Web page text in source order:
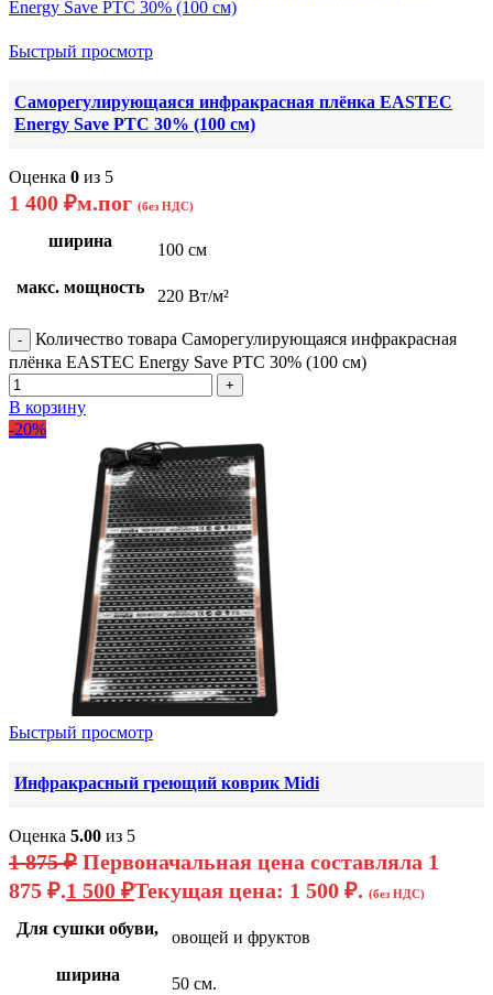
Быстрый просмотр
Саморегулирующаяся инфракрасная плёнка EASTEC
Energy Save PTC 30% (100 см)
Оценка 0 из 5
1 400 ₽м.пог (без НДС)
ширина
100 см
макс. мощность
220 Вт/м²
Количество товара Саморегулирующаяся инфракрасная
плёнка EASTEC Energy Save PTC 30% (100 см)
В корзину
-20%
Быстрый просмотр
Инфракрасный греющий коврик Midi
Оценка 5.00 из 5
1 875₽ Первоначальная цена составляла 1
875 ₽.1 500 ₽Текущая цена: 1 500 ₽. (без НДС)
Для сушки обуви,
овощей и фруктов
ширина
50 см.